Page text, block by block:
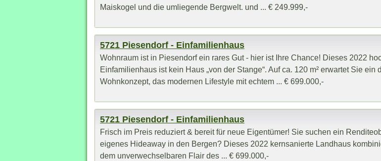
Maiskogel und die umliegende Bergwelt. und ... € 249.999,-
5721 Piesendorf - Einfamilienhaus
Wohnraum ist in Piesendorf ein rares Gut - hier ist Ihre Chance! Dieses 2022
Einfamilienhaus ist kein Haus „von der Stange“. Auf ca. 120 m² erwartet Sie ein
Wohnkonzept, das modernen Lifestyle mit echtem ... € 699.000,-
5721 Piesendorf - Einfamilienhaus
Frisch im Preis reduziert & bereit für neue Eigentümer! Sie suchen ein
eigenes Hideaway in den Bergen? Dieses 2022 kernsanierte Landhaus
dem unverwechselbaren Flair des ... € 699.000,-